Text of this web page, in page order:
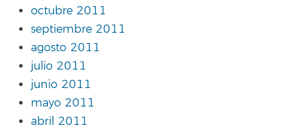
octubre 2011
septiembre 2011
agosto 2011
julio 2011
junio 2011
mayo 2011
abril 2011